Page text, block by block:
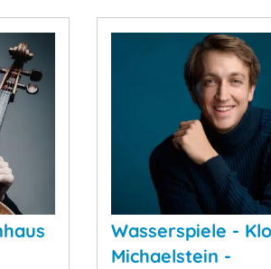
Wasserspiele -
Michaelstein -